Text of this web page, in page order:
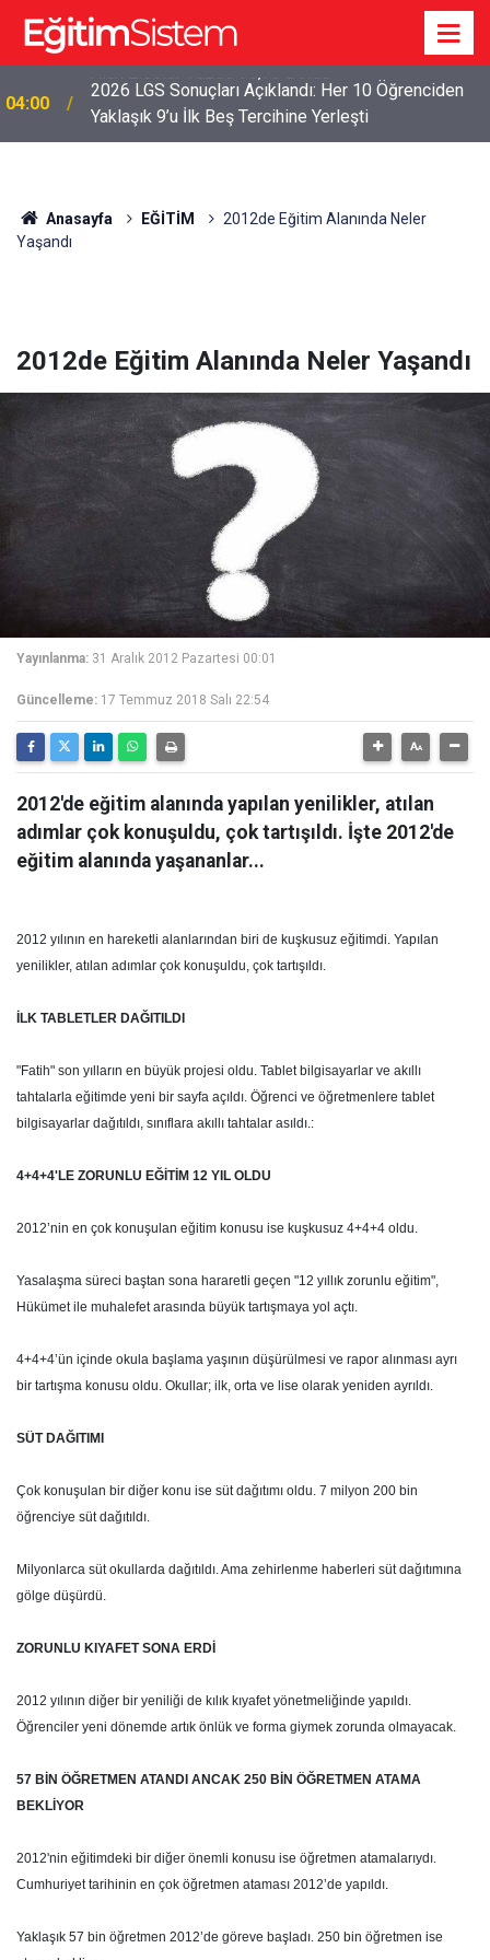
04:00
2026 LGS Sonuçları Açıklandı: Her 10 Öğrenciden
Yaklaşık 9’u İlk Beş Tercihine Yerleşti
Anasayfa EĞİTİM
2012de Eğitim Alanında Neler
Yaşandı
2012de Eğitim Alanında Neler Yaşandı
Yayınlanma: 31 Aralık 2012 Pazartesi 00:01
Güncelleme: 17 Temmuz 2018 Salı 22:54
2012'de eğitim alanında yapılan yenilikler, atılan
adımlar çok konuşuldu, çok tartışıldı. İşte 2012'de
eğitim alanında yaşananlar...
2012 yılının en hareketli alanlarından biri de kuşkusuz eğitimdi. Yapılan
yenilikler, atılan adımlar çok konuşuldu, çok tartışıldı.
İLK TABLETLER DAĞITILDI
"Fatih" son yılların en büyük projesi oldu. Tablet bilgisayarlar ve akıllı
tahtalarla eğitimde yeni bir sayfa açıldı. Öğrenci ve öğretmenlere tablet
bilgisayarlar dağıtıldı, sınıflara akıllı tahtalar asıldı.:
4+4+4'LE ZORUNLU EĞİTİM 12 YIL OLDU
2012’nin en çok konuşulan eğitim konusu ise kuşkusuz 4+4+4 oldu.
Yasalaşma süreci baştan sona hararetli geçen "12 yıllık zorunlu eğitim",
Hükümet ile muhalefet arasında büyük tartışmaya yol açtı.
4+4+4’ün içinde okula başlama yaşının düşürülmesi ve rapor alınması ayrı
bir tartışma konusu oldu. Okullar; ilk, orta ve lise olarak yeniden ayrıldı.
SÜT DAĞITIMI
Çok konuşulan bir diğer konu ise süt dağıtımı oldu. 7 milyon 200 bin
öğrenciye süt dağıtıldı.
Milyonlarca süt okullarda dağıtıldı. Ama zehirlenme haberleri süt dağıtımına
gölge düşürdü.
ZORUNLU KIYAFET SONA ERDİ
2012 yılının diğer bir yeniliği de kılık kıyafet yönetmeliğinde yapıldı.
Öğrenciler yeni dönemde artık önlük ve forma giymek zorunda olmayacak.
57 BİN ÖĞRETMEN ATANDI ANCAK 250 BİN ÖĞRETMEN ATAMA
BEKLİYOR
2012'nin eğitimdeki bir diğer önemli konusu ise öğretmen atamalarıydı.
Cumhuriyet tarihinin en çok öğretmen ataması 2012’de yapıldı.
Yaklaşık 57 bin öğretmen 2012’de göreve başladı. 250 bin öğretmen ise